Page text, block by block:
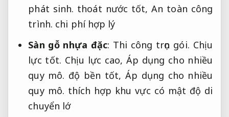
phát sinh. thoát nước tốt,An toàn công
trình. chi phí hợp lý
Sàn gỗ nhựa đặc: Thi công trọn gói. Chịu
lực tốt. Chịu lực cao,Áp dụng cho nhiều
quy mô. độ bền tốt, Áp dụng cho nhiều
quy mô. thích hợp khu vực có mật độ di
chuyển lớ